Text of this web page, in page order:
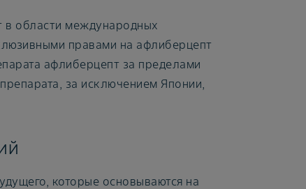
в области международных
правами на афлиберцепт
афлиберцепт за пределами
за исключением Японии,
которые основываются на